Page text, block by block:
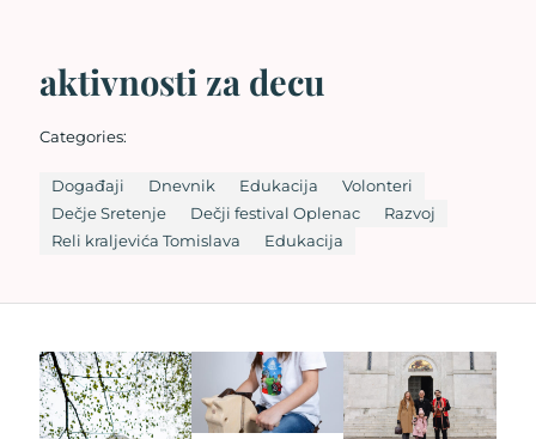
aktivnosti za decu
Categories:
Događaji Dnevnik Edukacija
Volonteri
Dečje Sretenje
Dečji festival Oplenac
Razvoj
Reli kraljevića Tomislava
Edukacija